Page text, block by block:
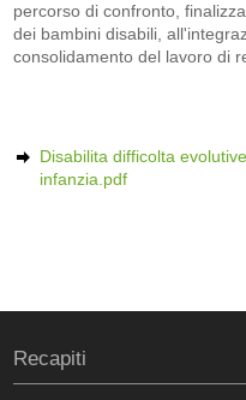
percorso di confronto,
dei bambini disabili,
consolidamento del lavoro di
Disabilita difficolta
infanzia.pdf
Recapiti